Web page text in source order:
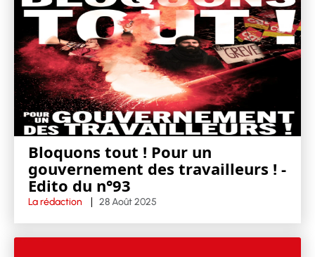
Bloquons tout ! Pour un
gouvernement des travailleurs ! -
Edito du n°93
La rédaction 28 Août 2025